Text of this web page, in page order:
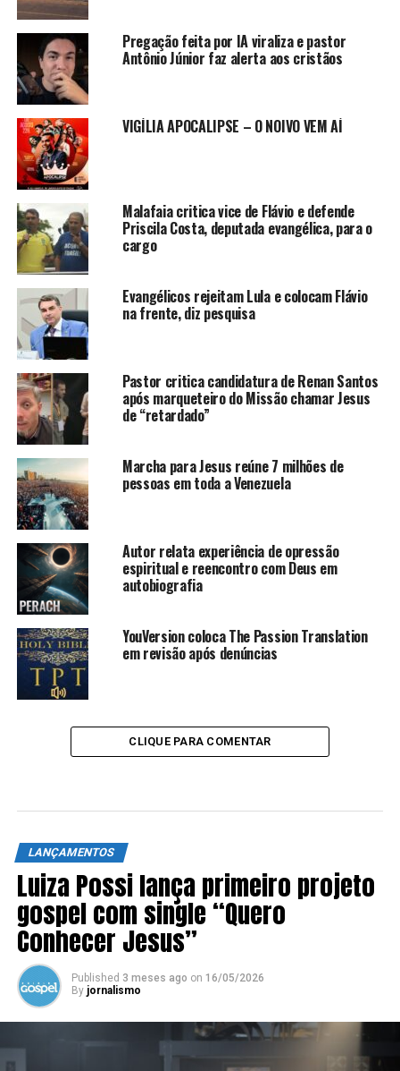
Pregação feita por IA viraliza e pastor
Antônio Júnior faz alerta aos cristãos
VIGÍLIA APOCALIPSE – O NOIVO VEM AÍ
Malafaia critica vice de Flávio e defende
Priscila Costa, deputada evangélica, para o
cargo
Evangélicos rejeitam Lula e colocam Flávio
na frente, diz pesquisa
Pastor critica candidatura de Renan Santos
após marqueteiro do Missão chamar Jesus
de “retardado”
Marcha para Jesus reúne 7 milhões de
pessoas em toda a Venezuela
Autor relata experiência de opressão
espiritual e reencontro com Deus em
autobiografia
YouVersion coloca The Passion Translation
em revisão após denúncias
CLIQUE PARA COMENTAR
LANÇAMENTOS
Luiza Possi lança primeiro projeto
gospel com single “Quero
Conhecer Jesus”
Published 3 meses ago on 16/05/2026
By jornalismo